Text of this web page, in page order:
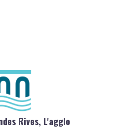
Rives, L'agglo